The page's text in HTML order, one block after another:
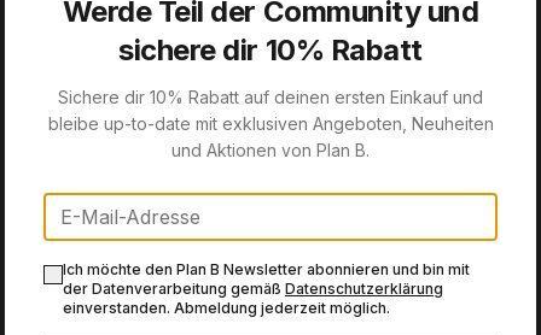
Werde Teil der Community und
sichere dir 10% Rabatt
Sichere dir 10% Rabatt auf deinen ersten Einkauf und
bleibe up-to-date mit exklusiven Angeboten, Neuheiten
und Aktionen von Plan B.
Ich möchte den Plan B Newsletter abonnieren und bin mit
der Datenverarbeitung gemäß Datenschutzerklärung
einverstanden. Abmeldung jederzeit möglich.